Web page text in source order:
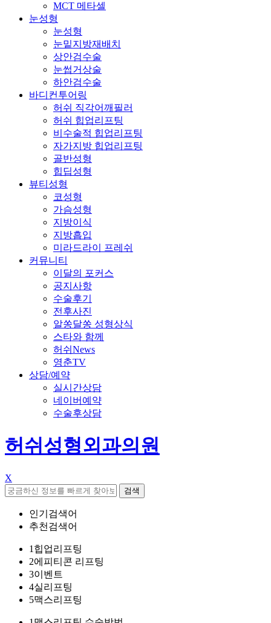
MCT 메타셀
눈성형
눈성형
눈밑지방재배치
상안검수술
눈썹거상술
하안검수술
바디컨투어링
허쉬 직각어깨필러
허쉬 힙업리프팅
비수술적 힙업리프팅
자가지방 힙업리프팅
골반성형
힙딥성형
뷰티성형
코성형
가슴성형
지방이식
지방흡입
미라드라이 프레쉬
커뮤니티
이달의 포커스
공지사항
수술후기
전후사진
알쏭달쏭 성형상식
스타와 함께
허쉬News
영춘TV
상담/예약
실시간상담
네이버예약
수술후상담
허쉬성형외과의원
X
검색
인기검색어
추천검색어
1 힙업리프팅
2에피티콘 리프팅
3이벤트
4실리프팅
5맥스리프팅